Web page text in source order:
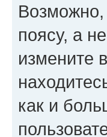
Возможно,
поясу, а
измените
как и